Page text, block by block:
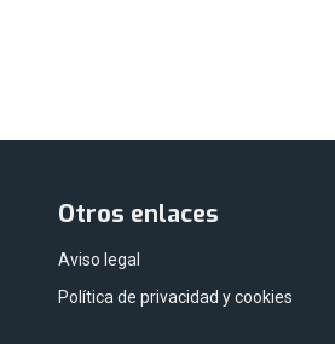
Otros enlaces
Aviso legal
Política de privacidad y cookies